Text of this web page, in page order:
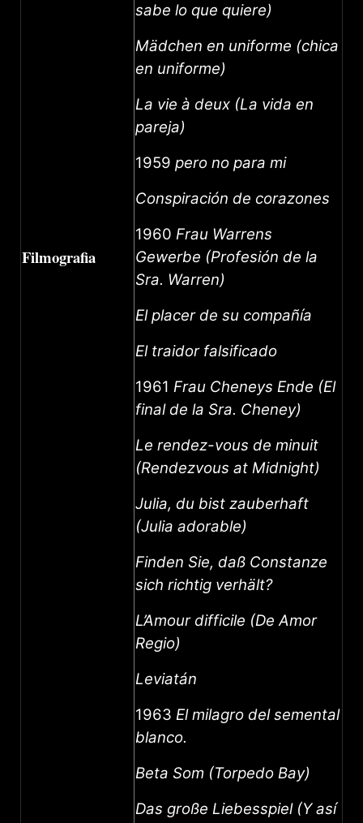
Filmografia
sabe lo que quiere)
Mädchen en uniforme (chica
en uniforme)
La vie à deux (La vida en
pareja)
1959 pero no para mi
Conspiración de corazones
1960 Frau Warrens
Gewerbe (Profesión de la
Sra. Warren)
El placer de su compañía
El traidor falsificado
1961 Frau Cheneys Ende (El
final de la Sra. Cheney)
Le rendez-vous de minuit
(Rendezvous at Midnight)
Julia, du bist zauberhaft
(Julia adorable)
Finden Sie, daß Constanze
sich richtig verhält?
L’Amour difficile (De Amor
Regio)
Leviatán
1963 El milagro del semental
blanco.
Beta Som (Torpedo Bay)
Das große Liebesspiel (Y así